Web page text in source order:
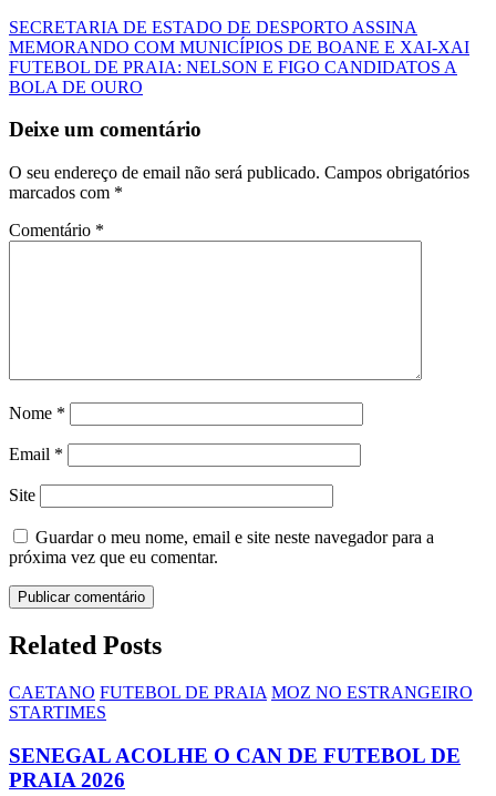
SECRETARIA DE ESTADO DE DESPORTO ASSINA
MEMORANDO COM MUNICÍPIOS DE BOANE E XAI-XAI
FUTEBOL DE PRAIA: NELSON E FIGO CANDIDATOS A
BOLA DE OURO
Deixe um comentário
O seu endereço de email não será publicado. Campos obrigatórios
marcados com *
Comentário *
Nome *
Email *
Site
Guardar o meu nome, email e site neste navegador para a
próxima vez que eu comentar.
Related Posts
CAETANO FUTEBOL DE PRAIA MOZ NO ESTRANGEIRO
STARTIMES
SENEGAL ACOLHE O CAN DE FUTEBOL DE
PRAIA 2026